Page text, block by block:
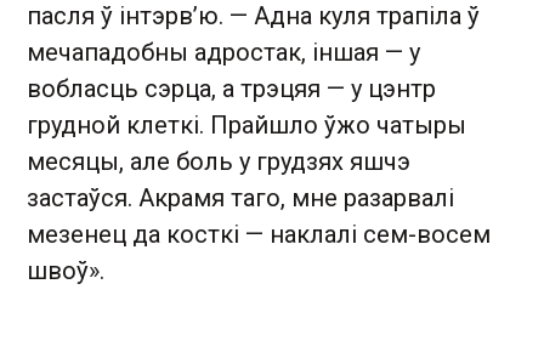
пасля ў інтэрв’ю. — Адна куля трапіла ў
мечападобны адростак, іншая — у
вобласць сэрца, а трэцяя — у цэнтр
грудной клеткі. Прайшло ўжо чатыры
месяцы, але боль у грудзях яшчэ
застаўся. Акрамя таго, мне разарвалі
мезенец да косткі — наклалі сем-восем
швоў».